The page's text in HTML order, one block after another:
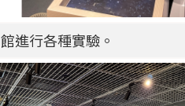
進行各種實驗。